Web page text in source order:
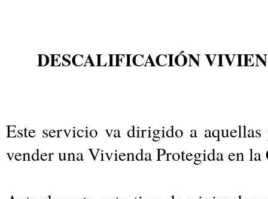
DESCALIFICACIÓN
Este servicio va dirigido a
vender una Vivienda Protegida en